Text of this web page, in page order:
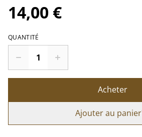
14,00 €
QUANTITÉ
Acheter
Ajouter au panier